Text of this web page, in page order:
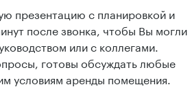
презентацию с планировкой и
после звонка, чтобы Вы могли
или с коллегами.
готовы обсуждать любые
условиям аренды помещения.